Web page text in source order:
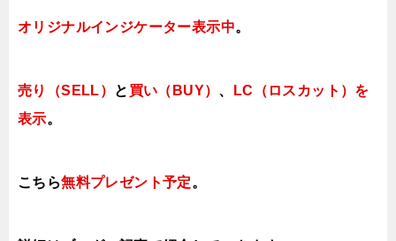
オリジナルインジケーター表示中。
売り（SELL） と 買い（BUY） 、
LC（ロスカット）を
表示。
こちら無料プレゼント予定。